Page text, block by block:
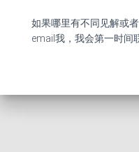
如果哪里有不同见解或
email我，我会第一时间